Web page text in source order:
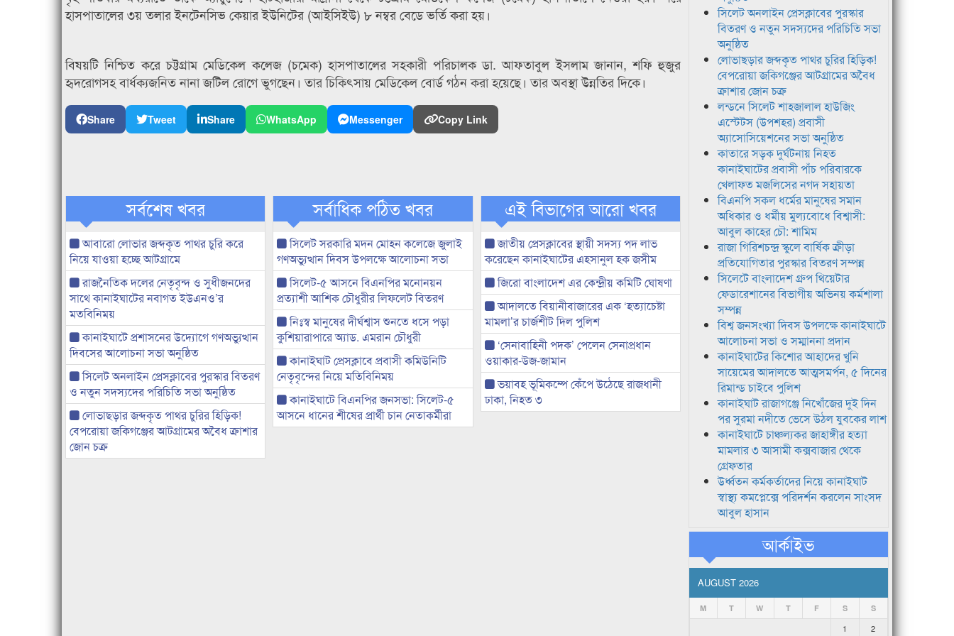
হাসপাতালের ৩য় তলার ইনটেনসিভ কেয়ার ইউনিটের (আইসিইউ) ৮ নম্বর বেডে ভর্তি করা হয়।
বিষয়টি নিশ্চিত করে চট্টগ্রাম মেডিকেল কলেজ (চমেক) হাসপাতালের সহকারী পরিচালক ডা. আফতাবুল ইসলাম জানান, শফি হুজুর
হৃদরোগসহ বার্ধক্যজনিত নানা জটিল রোগে ভুগছেন। তার চিকিৎসায় মেডিকেল বোর্ড গঠন করা হয়েছে। তার অবস্থা উন্নতির দিকে।
Share Tweet Share WhatsApp Messenger Copy Link
সর্বশেষ খবর
আবারো লোভার জব্দকৃত পাথর চুরি করে
নিয়ে যাওয়া হচ্ছে আটগ্রামে
রাজনৈতিক দলের নেতৃবৃন্দ ও সুধীজনদের
সাথে কানাইঘাটের নবাগত ইউএনও’র
মতবিনিময়
কানাইঘাটে প্রশাসনের উদ্যোগে গণঅভ্যুত্থান
দিবসের আলোচনা সভা অনুষ্ঠিত
সিলেট অনলাইন প্রেসক্লাবের পুরস্কার বিতরণ
ও নতুন সদস্যদের পরিচিতি সভা অনুষ্ঠিত
লোভাছড়ার জব্দকৃত পাথর চুরির হিড়িক!
বেপরোয়া জকিগঞ্জের আটগ্রামের অবৈধ ক্রাশার
জোন চক্র
সর্বাধিক পঠিত খবর
সিলেট সরকারি মদন মোহন কলেজে জুলাই
গণঅভ্যুত্থান দিবস উপলক্ষে আলোচনা সভা
সিলেট-৫ আসনে বিএনপির মনোনয়ন
প্রত্যাশী আশিক চৌধুরীর লিফলেট বিতরণ
নিঃস্ব মানুষের দীর্ঘশ্বাস শুনতে ধসে পড়া
কুশিয়ারাপারে অ্যাড. এমরান চৌধুরী
কানাইঘাট প্রেসক্লাবে প্রবাসী কমিউনিটি
নেতৃবৃন্দের নিয়ে মতিবিনিময়
কানাইঘাটে বিএনপির জনসভা: সিলেট-৫
আসনে ধানের শীষের প্রার্থী চান নেতাকর্মীরা
এই বিভাগের আরো খবর
জাতীয় প্রেসক্লাবের স্থায়ী সদস্য পদ লাভ
করেছেন কানাইঘাটের এহসানুল হক জসীম
জিরো বাংলাদেশ এর কেন্দ্রীয় কমিটি ঘোষণা
আদালতে বিয়ানীবাজারের এক ‘হত্যাচেষ্টা
মামলা’র চার্জশীট দিল পুলিশ
‘সেনাবাহিনী পদক’ পেলেন সেনাপ্রধান
ওয়াকার-উজ-জামান
ভয়াবহ ভূমিকম্পে কেঁপে উঠেছে রাজধানী
ঢাকা, নিহত ৩
সিলেট অনলাইন প্রেসক্লাবের পুরস্কার
বিতরণ ও নতুন সদস্যদের পরিচিতি সভা
অনুষ্ঠিত
লোভাছড়ার জব্দকৃত পাথর চুরির হিড়িক!
বেপরোয়া জকিগঞ্জের আটগ্রামের অবৈধ
ক্রাশার জোন চক্র
লন্ডনে সিলেট শাহজালাল হাউজিং
এস্টেটস (উপশহর) প্রবাসী
অ্যাসোসিয়েশনের সভা অনুষ্ঠিত
কাতারে সড়ক দুর্ঘটনায় নিহত
কানাইঘাটের প্রবাসী পাঁচ পরিবারকে
খেলাফত মজলিসের নগদ সহায়তা
বিএনপি সকল ধর্মের মানুষের সমান
অধিকার ও ধর্মীয় মুল্যবোধে বিশ্বাসী:
আবুল কাহের চৌ: শামিম
রাজা গিরিশচন্দ্র স্কুলে বার্ষিক ক্রীড়া
প্রতিযোগিতার পুরস্কার বিতরণ সম্পন্ন
সিলেটে বাংলাদেশ গ্রুপ থিয়েটার
ফেডারেশানের বিভাগীয় অভিনয় কর্মশালা
সম্পন্ন
বিশ্ব জনসংখ্যা দিবস উপলক্ষে কানাইঘাটে
আলোচনা সভা ও সম্মাননা প্রদান
কানাইঘাটের কিশোর আহাদের খুনি
সায়েমের আদালতে আত্মসমর্পন, ৫ দিনের
রিমান্ড চাইবে পুলিশ
কানাইঘাট রাজাগঞ্জে নিখোঁজের দুই দিন
পর সুরমা নদীতে ভেসে উঠল যুবকের লাশ
কানাইঘাটে চাঞ্চল্যকর জাহাঙ্গীর হত্যা
মামলার ৩ আসামী কক্সবাজার থেকে
গ্রেফতার
উর্ধ্বতন কর্মকর্তাদের নিয়ে কানাইঘাট
স্বাস্থ্য কমপ্লেক্সে পরিদর্শন করলেন সাংসদ
আবুল হাসান
আর্কাইভ
AUGUST 2026
M T W T F S S
1
2